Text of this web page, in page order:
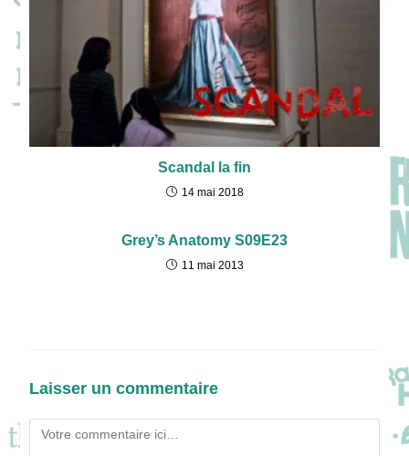
Scandal la fin
14 mai 2018
Grey’s Anatomy S09E23
11 mai 2013
Laisser un commentaire
Comment